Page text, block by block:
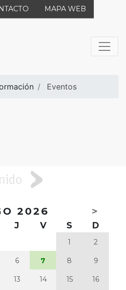
MAPA WEB
Eventos
2026 >
J V S D
1 2
6 7 8 9
13 14 15 16